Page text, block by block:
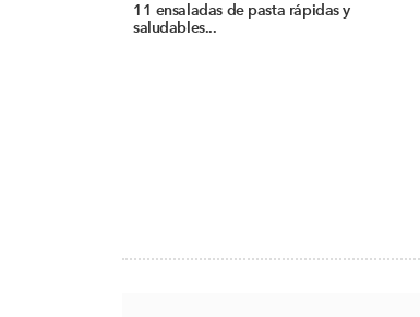
11 ensaladas de pasta rápidas y
saludables...